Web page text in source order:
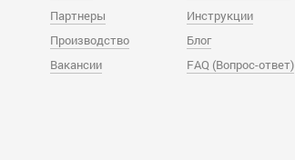
Партнеры
Производство
Вакансии
Инструкции
Блог
FAQ (Вопрос-ответ)